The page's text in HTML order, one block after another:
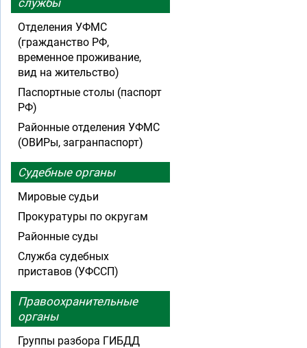
службы
Отделения УФМС
(гражданство РФ,
временное проживание,
вид на жительство)
Паспортные столы (паспорт
РФ)
Районные отделения УФМС
(ОВИРы, загранпаспорт)
Судебные органы
Мировые судьи
Прокуратуры по округам
Районные суды
Служба судебных
приставов (УФССП)
Правоохранительные
органы
Группы разбора ГИБДД